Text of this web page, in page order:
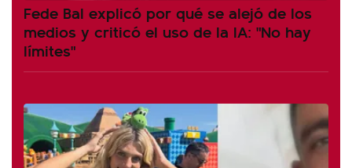
Fede Bal explicó por qué se alejó de los
medios y criticó el uso de la IA: "No hay
límites"